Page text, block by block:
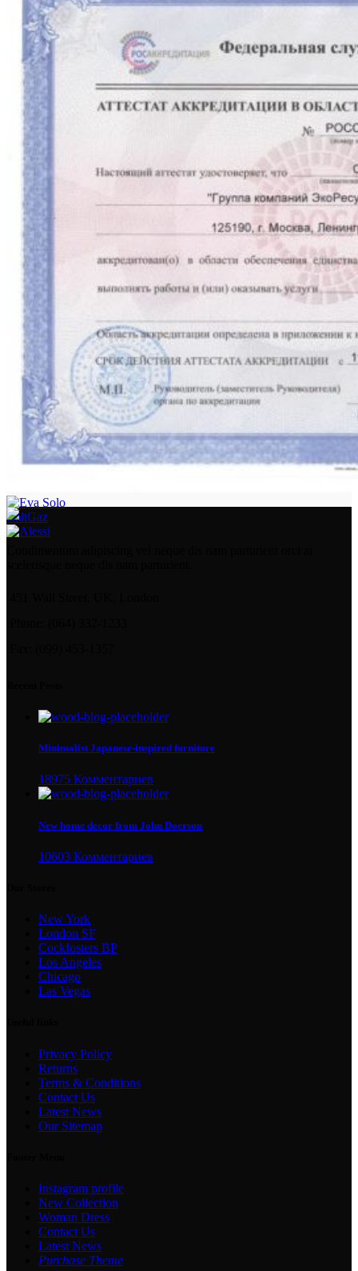
BaltGaz
Minimalist Japanese-inspired furniture
18975 Комментариев
New home decor from John Doerson
10603 Комментариев
New York
London SF
Cockfosters BP
Los Angeles
Chicago
Las Vegas
Privacy Policy
Returns
Terms & Conditions
Contact Us
Latest News
Our Sitemap
Instagram profile
New Collection
Woman Dress
Contact Us
Latest News
Purchase Theme